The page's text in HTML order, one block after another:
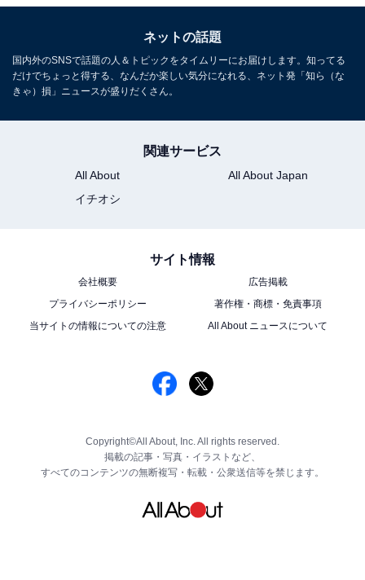
ネットの話題
国内外のSNSで話題の人＆トピックをタイムリーにお届けします。知ってる
だけでちょっと得する、なんだか楽しい気分になれる、ネット発「知ら（な
きゃ）損」ニュースが盛りだくさん。
関連サービス
All About
All About Japan
イチオシ
サイト情報
会社概要
広告掲載
プライバシーポリシー
著作権・商標・免責事項
当サイトの情報についての注意
All About ニュースについて
Copyright©All About, Inc. All rights reserved.
掲載の記事・写真・イラストなど、
すべてのコンテンツの無断複写・転載・公衆送信等を禁じます。